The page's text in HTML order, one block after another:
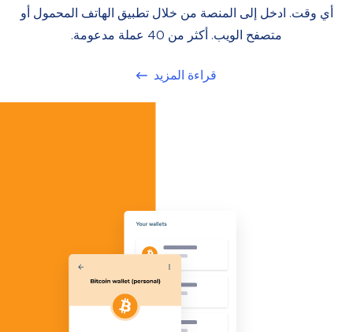
أي وقت. ادخل إلى المنصة من خلال تطبيق الهاتف المحمول أو
متصفح الويب. أكثر من 40 عملة مدعومة.
قراءة المزيد